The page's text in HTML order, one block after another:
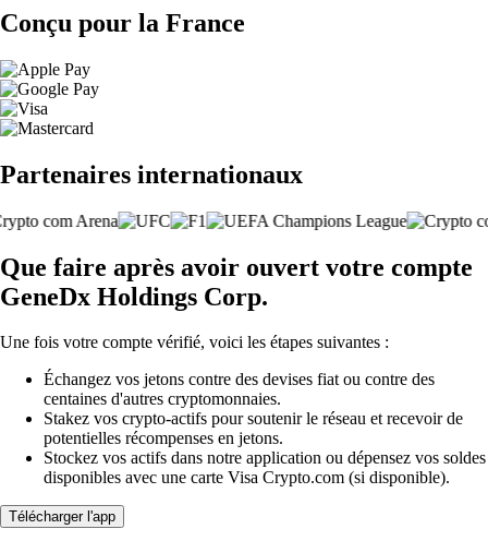
Conçu pour la France
Partenaires internationaux
Que faire après avoir ouvert votre compte
GeneDx Holdings Corp.
Une fois votre compte vérifié, voici les étapes suivantes :
Échangez vos jetons contre des devises fiat ou contre des
centaines d'autres cryptomonnaies.
Stakez vos crypto-actifs pour soutenir le réseau et recevoir de
potentielles récompenses en jetons.
Stockez vos actifs dans notre application ou dépensez vos soldes
disponibles avec une carte Visa Crypto.com (si disponible).
Télécharger l'app